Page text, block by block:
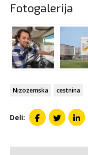
Fotogalerija
Nizozemska cestnina
Deli: